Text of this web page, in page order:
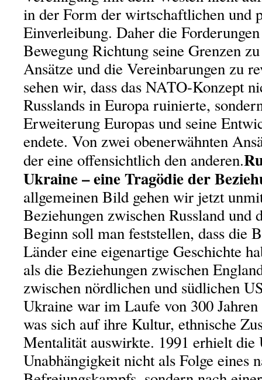
in der Form der wirtschaftlichen und
Einverleibung. Daher die
Bewegung Richtung seine Grenzen
Ansätze und die Vereinbarungen zu
sehen wir, dass das NATO-Konzept
Russlands in Europa ruinierte,
Erweiterung Europas und seine
endete. Von zwei obenerwähnten
der eine offensichtlich den anderen.
Ukraine – eine Tragödie der
allgemeinen Bild gehen wir jetzt
Beziehungen zwischen Russland und
Beginn soll man feststellen, dass die
Länder eine eigenartige Geschichte
als die Beziehungen zwischen
zwischen nördlichen und südlichen
Ukraine war im Laufe von 300
was sich auf ihre Kultur, ethnische
Mentalität auswirkte. 1991 erhielt die
Unabhängigkeit nicht als Folge eines